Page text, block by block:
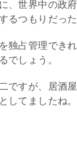
、世界中の政
るつもりだった
独占管理でき
でしょう。
ですが、居酒
してましたね。